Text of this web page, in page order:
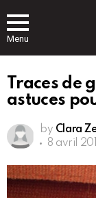
Menu
Traces de
astuces
by Clara
8 avril